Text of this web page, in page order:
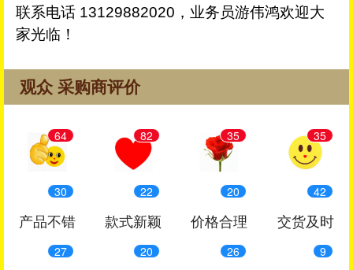
联系电话 13129882020，业务员游伟鸿欢迎大
家光临！
观众 采购商评价
64 82 35 35
产品不错
30
款式新颖
22
价格合理
20
交货及时
42
27 20 26 9